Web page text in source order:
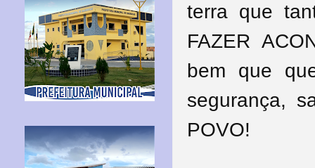
terra que
FAZER
bem que
segurança,
POVO!